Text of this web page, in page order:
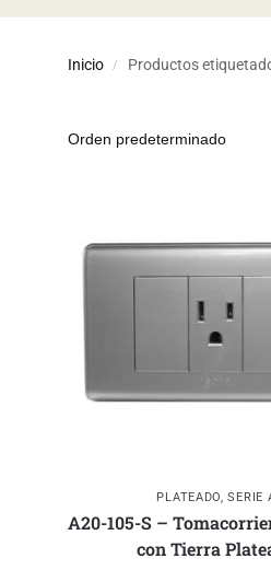
Inicio / Productos
PLATEADO,SERIE
A20-105-S –
con Tierra